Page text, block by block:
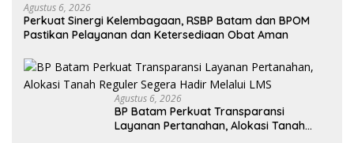
Agustus 6, 2026
Perkuat Sinergi Kelembagaan, RSBP Batam dan BPOM
Pastikan Pelayanan dan Ketersediaan Obat Aman
Agustus 6, 2026
BP Batam Perkuat Transparansi
Layanan Pertanahan, Alokasi Tanah